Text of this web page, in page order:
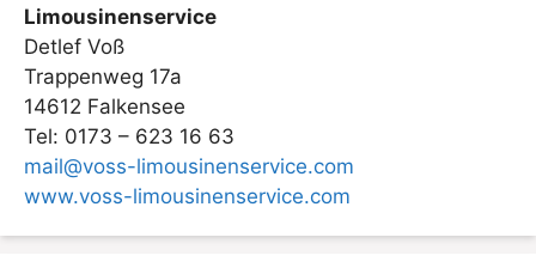
Limousinenservice
Detlef Voß
Trappenweg 17a
14612 Falkensee
Tel: 0173 – 623 16 63
mail@voss-limousinenservice.com
www.voss-limousinenservice.com